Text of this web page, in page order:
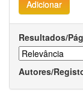
Resultados/
Autores/